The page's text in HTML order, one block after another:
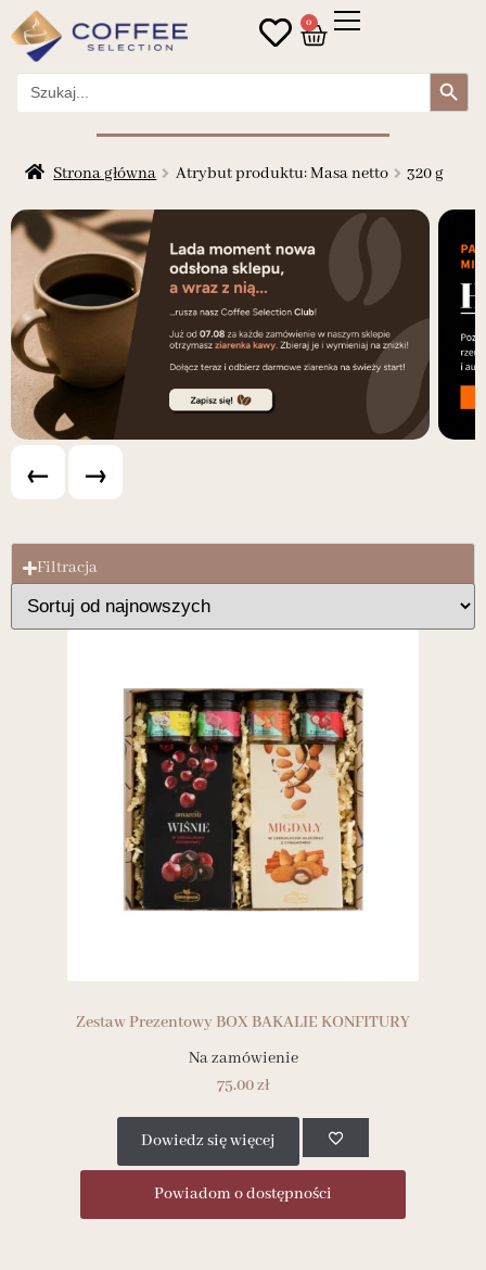
0
Search
for:
Search Button
Strona główna Atrybut produktu: Masa netto 320 g
← →
Filtracja
Zestaw Prezentowy BOX BAKALIE KONFITURY
Na zamówienie
75.00zł
Dowiedz się więcej
Powiadom o dostępności